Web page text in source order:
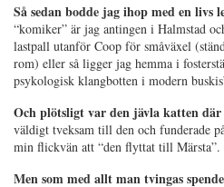
Så sedan bodde jag ihop med en livs
“komiker” är jag antingen i Halmstad
lastpall utanför Coop för småväxel
rom) eller så ligger jag hemma i
psykologisk klangbotten i modern
Och plötsligt var den jävla katten
väldigt tveksam till den och funderade
min flickvän att “den flyttat till Märsta”.
Men som med allt man tvingas